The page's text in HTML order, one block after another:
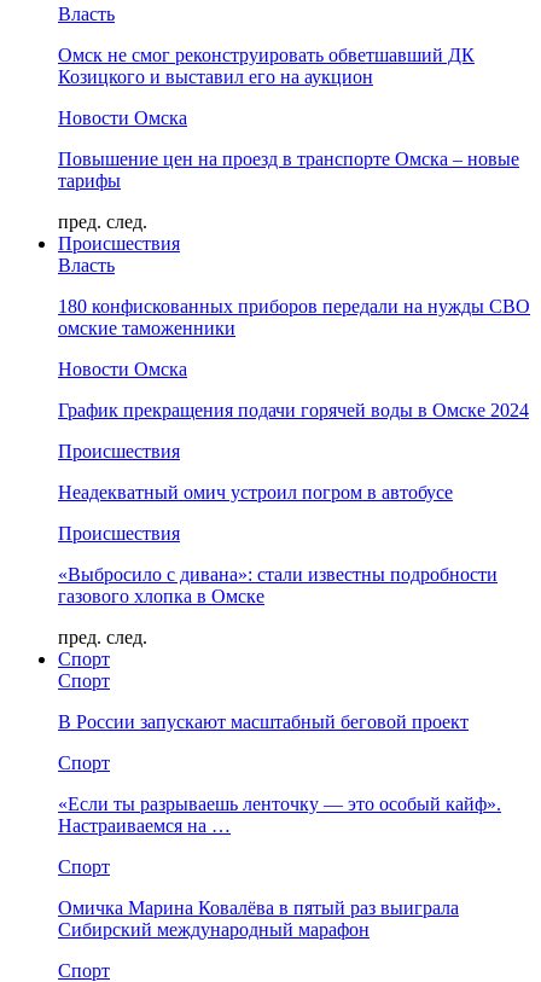
Власть
Омск не смог реконструировать обветшавший ДК
Козицкого и выставил его на аукцион
Новости Омска
Повышение цен на проезд в транспорте Омска – новые
тарифы
пред. след.
Происшествия
Власть
180 конфискованных приборов передали на нужды СВО
омские таможенники
Новости Омска
График прекращения подачи горячей воды в Омске 2024
Происшествия
Неадекватный омич устроил погром в автобусе
Происшествия
«Выбросило с дивана»: стали известны подробности
газового хлопка в Омске
пред. след.
Спорт
Спорт
В России запускают масштабный беговой проект
Спорт
«Если ты разрываешь ленточку — это особый кайф».
Настраиваемся на …
Спорт
Омичка Марина Ковалёва в пятый раз выиграла
Сибирский международный марафон
Спорт